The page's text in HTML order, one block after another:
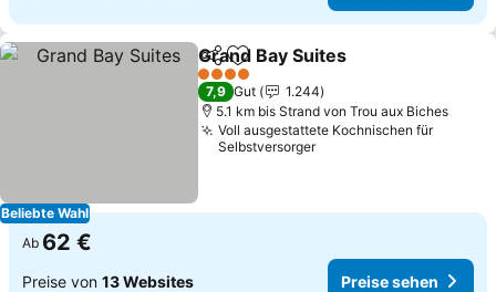
Beliebte Wahl
TeilenZu Favoriten hinzufügen
Grand Bay Suites
4 Sterne
7,9 Gut
1.244
5.1 km bis Strand von Trou aux Biches
Voll ausgestattete Kochnischen für
Selbstversorger
Ab 62 €
Preise von 13 Websites Preise sehen